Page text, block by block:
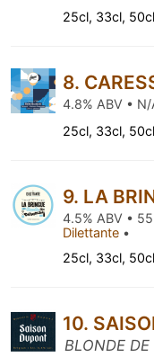
25cl, 33cl, 50cl
8.
4.8% ABV • N/
25cl, 33cl, 50cl
9. LA
4.5% ABV •
Dilettante •
25cl, 33cl, 50cl
10.
BLONDE